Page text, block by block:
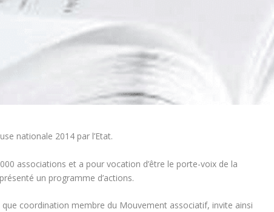
nationale 2014 par l’Etat.
associations et a pour vocation d’être le porte-voix de la
un programme d’actions.
coordination membre du Mouvement associatif, invite ainsi